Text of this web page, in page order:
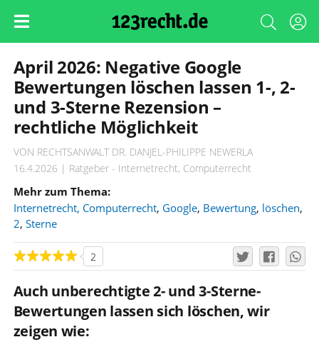
April 2026: Negative Google
Bewertungen löschen lassen 1-, 2-
und 3-Sterne Rezension –
rechtliche Möglichkeit
VON RECHTSANWALT DR. DANJEL-PHILIPPE NEWERLA
16.4.2026 | Ratgeber - Internetrecht, Computerrecht
Mehr zum Thema:
Internetrecht, Computerrecht, Google, Bewertung, löschen,
2, Sterne
2
Auch unberechtigte 2- und 3-Sterne-
Bewertungen lassen sich löschen, wir
zeigen wie: